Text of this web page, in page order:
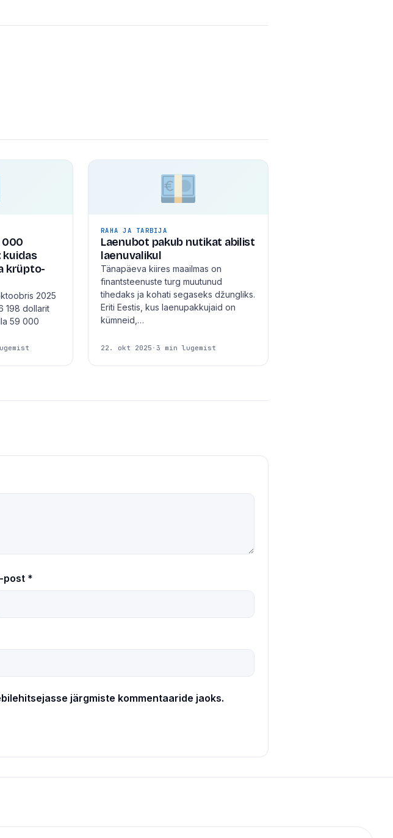
000
krüpto-
2025
198 dollarit
59 000
RAHA JA TARBIJA
Laenubot pakub nutikat abilist
laenuvalikul
Tänapäeva kiires maailmas on
finantsteenuste turg muutunud
tihedaks ja kohati segaseks džungliks.
Eriti Eestis, kus laenupakkujaid on
kümneid,…
22. okt 2025 · 3 min lugemist
post *
järgmiste kommentaaride jaoks.